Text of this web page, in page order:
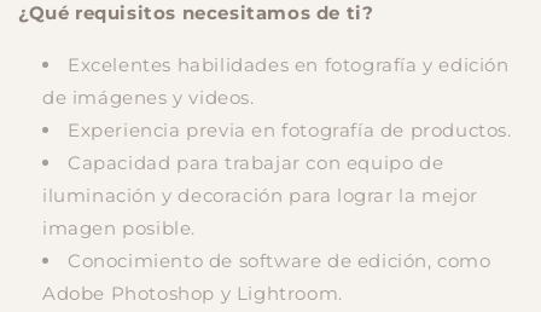
¿Qué requisitos necesitamos de ti?
Excelentes habilidades en fotografía y edición
de imágenes y videos.
Experiencia previa en fotografía de productos.
Capacidad para trabajar con equipo de
iluminación y decoración para lograr la mejor
imagen posible.
Conocimiento de software de edición, como
Adobe Photoshop y Lightroom.